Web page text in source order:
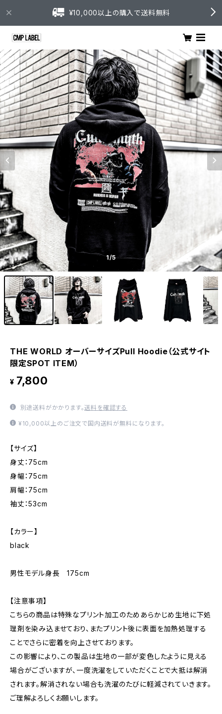
¥10,000以上の購入で送料無料
1/5
THE WORLD オーバーサイズPull Hoodie（公式サイト
限定SPOT ITEM）
¥ 7,800
別途送料がかかります。送料を確認する
¥10,000以上のご注文で国内送料が無料になります。
【サイズ】
身丈：75cm
身幅：75cm
肩幅：75cm
袖丈：53cm
【カラー】
black
男性モデル身長 175cm
【注意事項】
こちらの商品は特殊なプリント加工のためあらかじめ生地に下処
理剤を染み込ませており、またプリント後に表面を加熱処理する
ことでさらに密着を向上させております。
この影響により、この製品は生地の一部が変色したように見える
場合がございますが、一度洗濯をしていただくことで大抵は解消
されます。解消されない場合も洗濯のたびに軽減されていきます。
ご理解よろしくお願いします。